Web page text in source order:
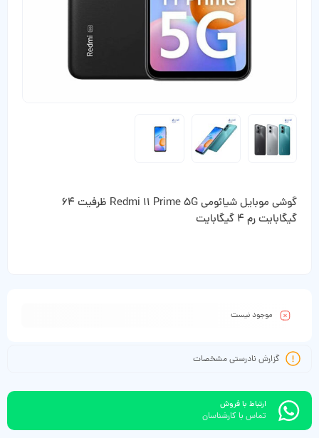
گوشی موبایل شیائومی Redmi 11 Prime 5G ظرفیت 64
گیگابایت رم 4 گیگابایت
موجود نیست
گزارش نادرستی مشخصات
ارتباط با فروش
تماس با کارشناسان